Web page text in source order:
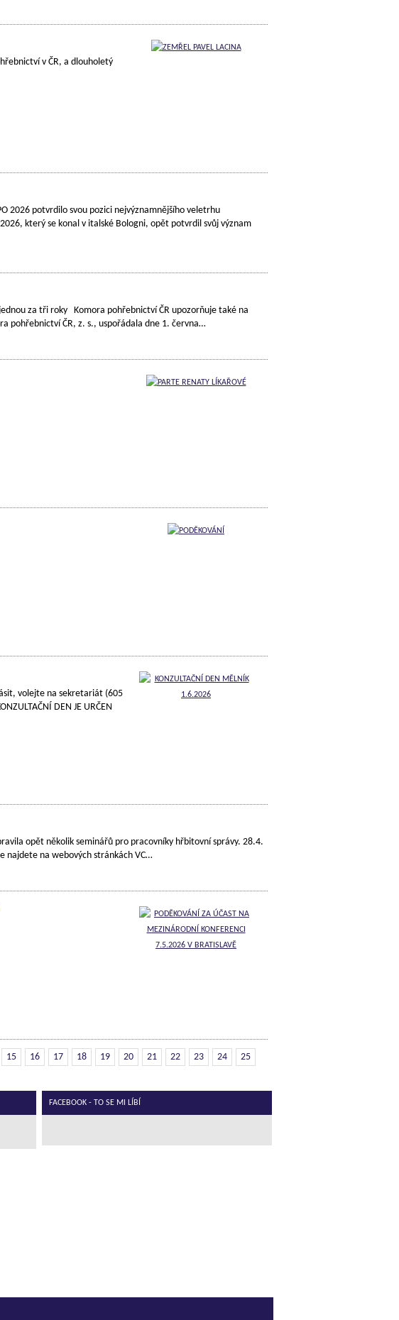
v ČR, a dlouholetý
2026 potvrdilo svou pozici nejvýznamnějšího veletrhu
který se konal v italské Bologni, opět potvrdil svůj význam
za tři roky Komora pohřebnictví ČR upozorňuje také na
pohřebnictví ČR, z. s., uspořádala dne 1. června…
volejte na sekretariát (605
DEN JE URČEN
opět několik seminářů pro pracovníky hřbitovní správy. 28.4.
najdete na webových stránkách VC…
15 16 17 18 19 20 21 22 23 24
25
FACEBOOK - TO SE MI LÍBÍ